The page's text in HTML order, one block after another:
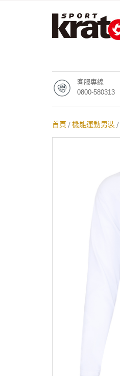
客服專線
0800-580313
首頁 /機能運動男裝 /